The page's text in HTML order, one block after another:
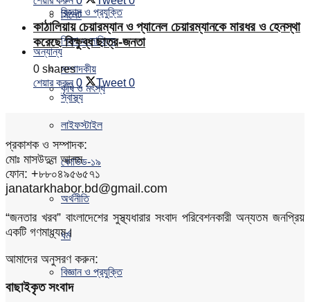
বিজ্ঞান ও প্রযুক্তি
শিক্ষা ও সাহিত্য
সম্পাদকীয়
স্বাস্থ্য
সিলেট
অন্যান্য
কৃষি ও মৎস্য
লাইফস্টাইল
কোভিড-১৯
অর্থনীতি
ধর্ম
বিজ্ঞান ও প্রযুক্তি
কাঠালিয়ায় চেয়ারম্যান ও প্যানেল চেয়ারম্যানকে মারধর ও হেনস্থা
করেছে বিক্ষুব্ধ ছাত্র-জনতা
0 shares
শেয়ার করুন 0 Tweet 0
প্রকাশক ও সম্পাদক:
মোঃ মাসউদুল আলম
ফোন: +৮৮০৪৯৫৬৫৭১
janatarkhabor.bd@gmail.com
“জনতার খরব” বাংলাদেশের সুস্থ্যধারার সংবাদ পরিবেশনকারী অন্যতম জনপ্রিয়
একটি গণমাধ্যম।
আমাদের অনুসরণ করুন:
বাছাইকৃত সংবাদ